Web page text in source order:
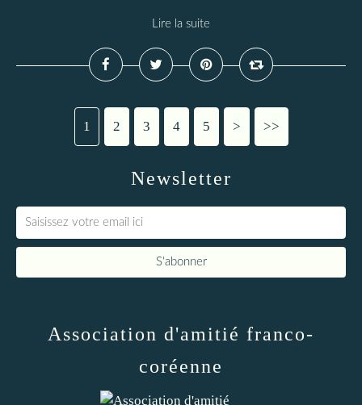
Lire la suite
1 2 3 4 5 > >>
Newsletter
Association d'amitié franco-
coréenne